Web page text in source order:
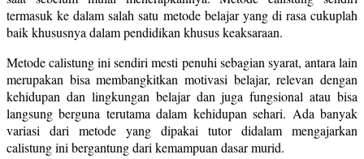
termasuk ke dalam salah satu metode belajar yang di rasa cukuplah
baik khususnya dalam pendidikan khusus keaksaraan.
Metode calistung ini sendiri mesti penuhi sebagian syarat, antara lain
merupakan bisa membangkitkan motivasi belajar, relevan dengan
kehidupan dan lingkungan belajar dan juga fungsional atau bisa
langsung berguna terutama dalam kehidupan sehari. Ada banyak
variasi dari metode yang dipakai tutor didalam mengajarkan
calistung ini bergantung dari kemampuan dasar murid.